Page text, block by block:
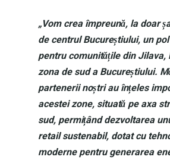
„Vom crea împreună, la doar
de centrul Bucureștiului, un
pentru comunitățile din Jilava,
zona de sud a Bucureștiului.
partenerii noștri au înțeles
acestei zone, situată pe axa
sud, permițând dezvoltarea
retail sustenabil, dotat cu
moderne pentru generarea